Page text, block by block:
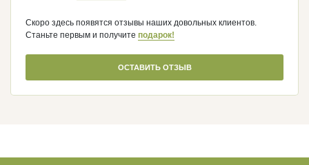
Скоро здесь появятся отзывы наших довольных клиентов.
Станьте первым и получите подарок!
ОСТАВИТЬ ОТЗЫВ